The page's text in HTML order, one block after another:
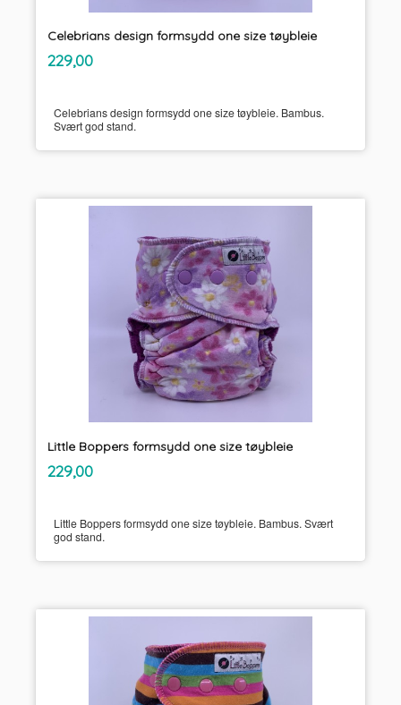
Celebrians design formsydd one size tøybleie
Pris
229,00mva.
Celebrians design formsydd one size tøybleie. Bambus.
Svært god stand.
Little Boppers formsydd one size tøybleie
Pris
229,00mva.
Little Boppers formsydd one size tøybleie. Bambus. Svært
god stand.